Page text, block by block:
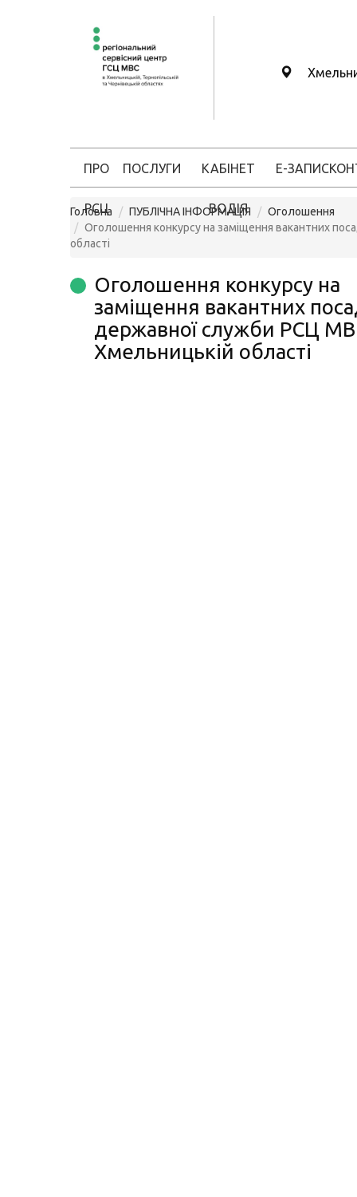
ПРО
РСЦ
ПОСЛУГИ КАБІНЕТ
ВОДІЯ
Е-ЗАПИС
Головна ПУБЛІЧНА ІНФОРМАЦІЯ
Оголошення
Оголошення конкурсу на заміщення вакантних
області
Оголошення конкурсу на
заміщення вакантних
державної служби РСЦ
Хмельницькій області